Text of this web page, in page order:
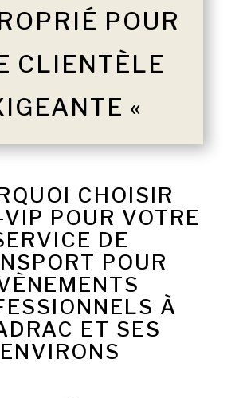
POUR
CLIENTÈLE
«
CHOISIR
POUR VOTRE
DE
POUR
À
ET SES
ENVIRONS